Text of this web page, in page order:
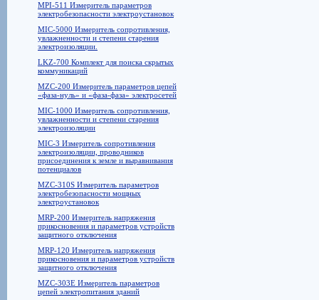
MPI-511 Измеритель параметров
электробезопасности электроустановок
MIC-5000 Измеритель сопротивления,
увлажненности и степени старения
электроизоляции.
LKZ-700 Комплект для поиска скрытых
коммуникаций
MZC-200 Измеритель параметров цепей
«фаза-нуль» и «фаза-фаза» электросетей
MIC-1000 Измеритель сопротивления,
увлажненности и степени старения
электроизоляции
MIC-3 Измеритель сопротивления
электроизоляции, проводников
присоединения к земле и выравнивания
потенциалов
MZC-310S Измеритель параметров
электробезопасности мощных
электроустановок
MRP-200 Измеритель напряжения
прикосновения и параметров устройств
защитного отключения
MRP-120 Измеритель напряжения
прикосновения и параметров устройств
защитного отключения
MZC-303E Измеритель параметров
цепей электропитания зданий